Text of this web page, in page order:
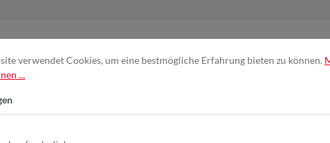
und erkenne diese an. *
verwendet Cookies, um eine bestmögliche Erfahrung bieten zu können.
...